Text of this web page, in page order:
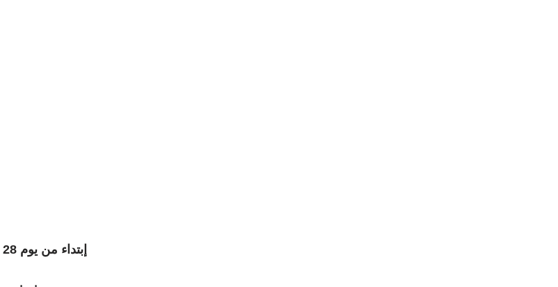
إبتداء من يوم 28 يونيو بالنسبة للتعليم الثانوي الإعدادي